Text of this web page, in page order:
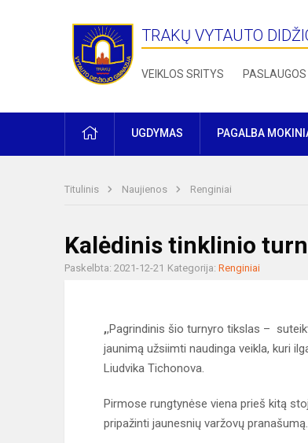
TRAKŲ VYTAUTO
VEIKLOS SRITYS PASLAUGOS
PRADŽIAUGDYMAS PAGALBA
Titulinis Naujienos Renginiai
Kalėdinis tinklinio
Paskelbta: 2021-12-21 Kategorija: Renginiai
,,Pagrindinis šio turnyro tikslas –
jaunimą užsiimti naudinga veikla, kuri
Liudvika Tichonova.
Pirmose rungtynėse viena prieš kitą
pripažinti jaunesnių varžovų